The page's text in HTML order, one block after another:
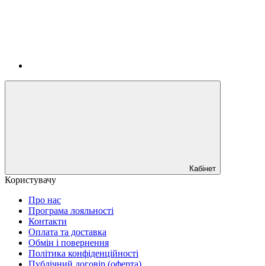
Кабінет
Користувачу
Про нас
Програма лояльності
Контакти
Оплата та доставка
Обмін і повернення
Політика конфіденційності
Публічний договір (оферта)